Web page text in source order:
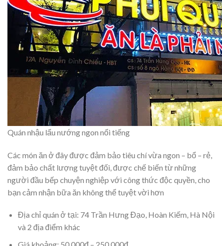
Quán nhậu lẩu nướng ngon nổi tiếng
Các món ăn ở đây được đảm bảo tiêu chí vừa ngon – bổ – rẻ,
đảm bảo chất lượng tuyệt đối, được chế biến từ những
người đầu bếp chuyện nghiệp với công thức độc quyền, cho
bạn cảm nhận bữa ăn không thể tuyệt vời hơn
Địa chỉ quán ở tại: 74 Trần Hưng Đạo, Hoàn Kiếm, Hà Nội
và 2 địa điểm khác